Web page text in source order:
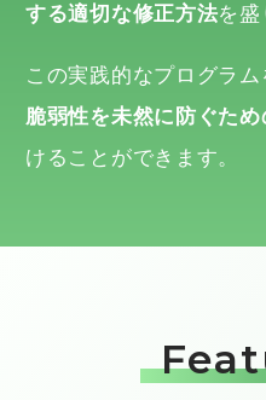
する適切な修正方法を盛
この実践的なプログラ
脆弱性を未然に防ぐた
けることができます。